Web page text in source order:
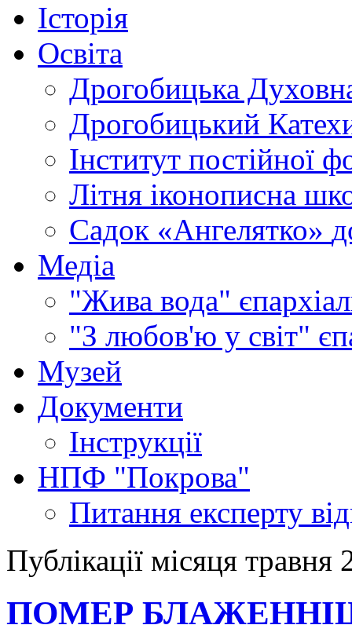
Історія
Освіта
Дрогобицька
Дрогобицький
Інститут постійної
Літня іконописна
Садок «Ангелятко»
Медіа
"Жива вода"
"З любов'ю у світ"
Музей
Документи
Інструкції
НПФ "Покрова"
Питання експерту
Публікації місяця травня
ПОМЕР